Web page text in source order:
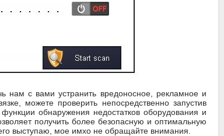
нам с вами устранить вредоносное, рекламное и
можете проверить непосредственно запустив
обнаружения недостатков оборудования и
получить более безопасную и оптимальную
выступаю, мое имхо не обращайте внимания.